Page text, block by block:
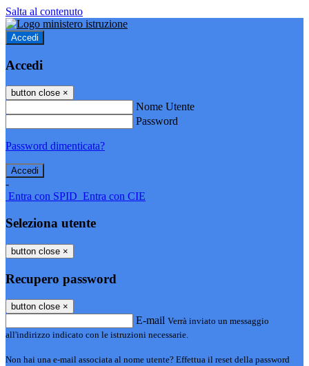
Salta al contenuto
Accedi
Accedi
button close ×
Nome Utente
Password
Password dimenticata?
-
Entra con SPID Entra con CIE
Seleziona utente
button close ×
Recupero password
button close ×
E-mail Verrà inviato un messaggio
all'indirizzo indicato con le istruzioni necessarie.
Non hai una e-mail associata al nome utente? Effettua il reset della password